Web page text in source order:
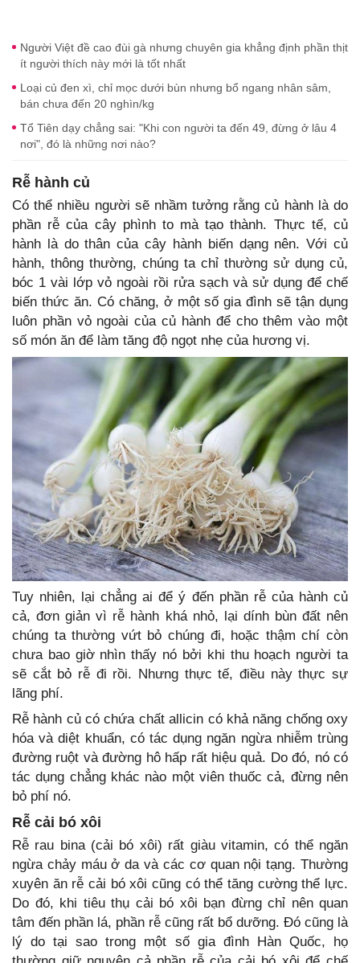
Người Việt đề cao đùi gà nhưng chuyên gia khẳng định phần thịt
ít người thích này mới là tốt nhất
Loại củ đen xì, chỉ mọc dưới bùn nhưng bổ ngang nhân sâm,
bán chưa đến 20 nghìn/kg
Tổ Tiên dạy chẳng sai: "Khi con người ta đến 49, đừng ở lâu 4
nơi", đó là những nơi nào?
Rễ hành củ
Có thể nhiều người sẽ nhầm tưởng rằng củ hành là do
phần rễ của cây phình to mà tạo thành. Thực tế, củ
hành là do thân của cây hành biến dạng nên. Với củ
hành, thông thường, chúng ta chỉ thường sử dụng củ,
bóc 1 vài lớp vỏ ngoài rồi rửa sạch và sử dụng để chế
biến thức ăn. Có chăng, ở một số gia đình sẽ tận dụng
luôn phần vỏ ngoài của củ hành để cho thêm vào một
số món ăn để làm tăng độ ngọt nhẹ của hương vị.
Tuy nhiên, lại chẳng ai để ý đến phần rễ của hành củ
cả, đơn giản vì rễ hành khá nhỏ, lại dính bùn đất nên
chúng ta thường vứt bỏ chúng đi, hoặc thậm chí còn
chưa bao giờ nhìn thấy nó bởi khi thu hoạch người ta
sẽ cắt bỏ rễ đi rồi. Nhưng thực tế, điều này thực sự
lãng phí.
Rễ hành củ có chứa chất allicin có khả năng chống oxy
hóa và diệt khuẩn, có tác dụng ngăn ngừa nhiễm trùng
đường ruột và đường hô hấp rất hiệu quả. Do đó, nó có
tác dụng chẳng khác nào một viên thuốc cả, đừng nên
bỏ phí nó.
Rễ cải bó xôi
Rễ rau bina (cải bó xôi) rất giàu vitamin, có thể ngăn
ngừa chảy máu ở da và các cơ quan nội tạng. Thường
xuyên ăn rễ cải bó xôi cũng có thể tăng cường thể lực.
Do đó, khi tiêu thụ cải bó xôi bạn đừng chỉ nên quan
tâm đến phần lá, phần rễ cũng rất bổ dưỡng. Đó cũng là
lý do tại sao trong một số gia đình Hàn Quốc, họ